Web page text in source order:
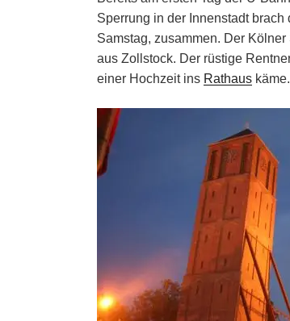
Sperrung in der Innenstadt
Samstag, zusammen. Der
aus Zollstock. Der rüstige
einer Hochzeit ins Rathaus käme.